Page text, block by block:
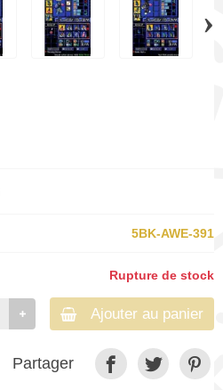
›
5BK-AWE-391
Rupture de stock
Ajouter au panier
Partager